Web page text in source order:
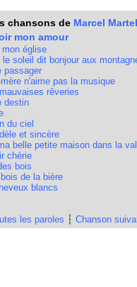
chansons de Marcel Martel
mon amour
mon église
le soleil dit bonjour aux
passager
n'aime pas la musique
rêveries
destin
du ciel
et sincère
belle petite maison dans la
chérie
bois
de la bière
blancs
les paroles ┆ Chanson